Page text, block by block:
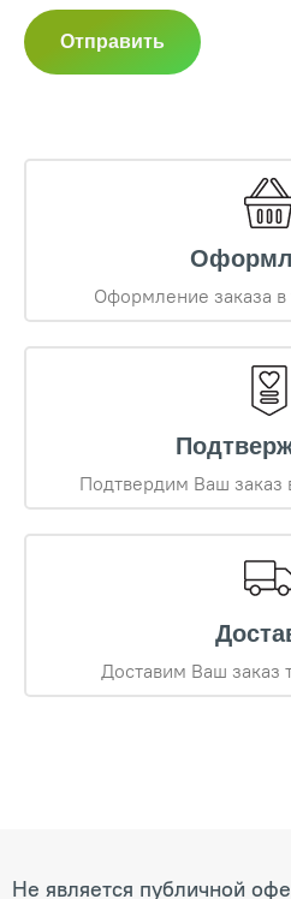
Оформление заказа в
Подтвердим Ваш заказ
Доставим Ваш заказ
Не является публичной